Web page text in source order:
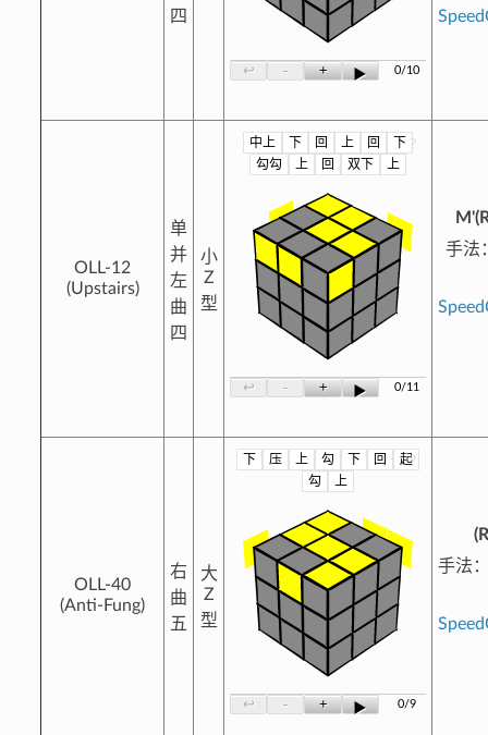
四
↩ - + ▶ 0/10
OLL-12
(Upstairs)
单
并
左
曲
四
小
Z
型
中上 下 回 上 回
下
勾勾
上 回 双下 上
?
↩ - + ▶ 0/11
手法
OLL-40
(Anti-Fung)
右
曲
五
大
Z
型
下 压 上 勾 下 回
起
勾
上
?
↩ - + ▶ 0/9
手法